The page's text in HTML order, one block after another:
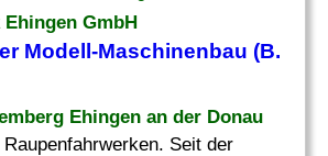
GmbH
Modell-Maschinenbau (B.
Ehingen an der Donau
Seit der